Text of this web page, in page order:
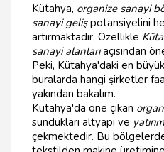
Kütahya, organize sanayi
sanayi gelişpotansiyelini
artırmaktadır. Özellikle
sanayi alanlarıaçısından
Peki, Kütahya'daki en
buralarda hangi şirketler
yakından bakalım.
Kütahya'da öne çıkan
sundukları altyapı ve
çekmektedir. Bu